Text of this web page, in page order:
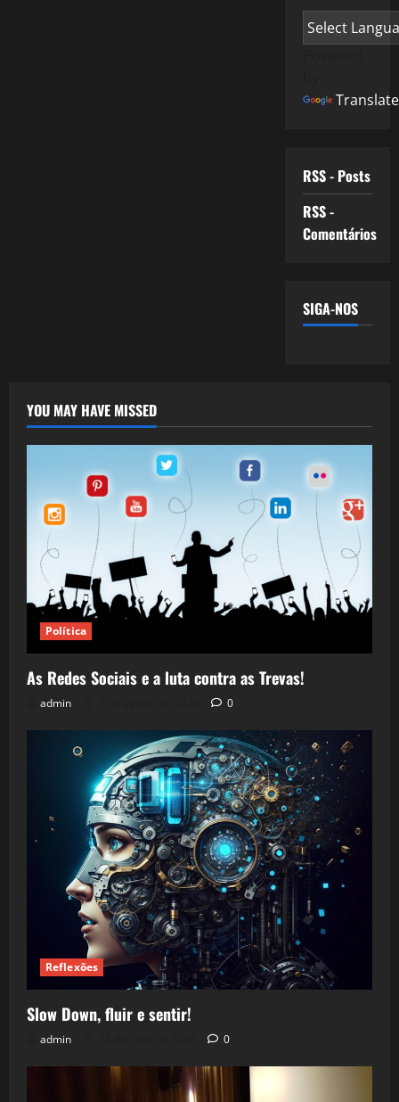
Translate
RSS - Posts
RSS -
Comentários
SIGA-NOS
YOU MAY HAVE MISSED
Política
As Redes Sociais e a luta contra as Trevas!
admin 0
Reflexões
Slow Down, fluir e sentir!
admin 0